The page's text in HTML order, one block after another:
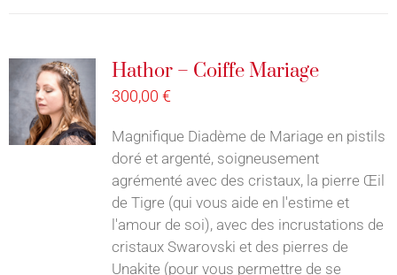
Hathor – Coiffe Mariage
300,00 €
Magnifique Diadème de Mariage en pistils
doré et argenté, soigneusement
agrémenté avec des cristaux, la pierre Œil
de Tigre (qui vous aide en l'estime et
l'amour de soi), avec des incrustations de
cristaux Swarovski et des pierres de
Unakite (pour vous permettre de se